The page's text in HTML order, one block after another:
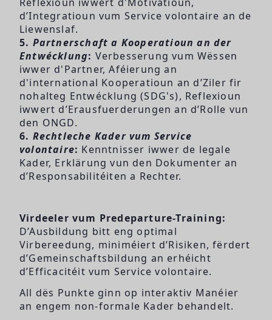
d’Integratioun vum Service volontaire an de
Liewenslaf.
5. Partnerschaft a Kooperatioun an der
Entwécklung: Verbesserung vum Wëssen
iwwer d'Partner, Aféierung an
d'international Kooperatioun an d’Ziler fir
nohalteg Entwécklung (SDG's), Reflexioun
iwwert d’Erausfuerderungen an d’Rolle vun
den ONGD.
6. Rechtleche Kader vum Service
volontaire: Kenntnisser iwwer de legale
Kader, Erklärung vun den Dokumenter an
d’Responsabilitéiten a Rechter.
Virdeeler vum Predeparture-Training:
D’Ausbildung bitt eng optimal
Virbereedung, miniméiert d’Risiken, fërdert
d’Gemeinschaftsbildung an erhéicht
d’Efficacitéit vum Service volontaire.
All dës Punkte ginn op interaktiv Manéier
an engem non-formale Kader behandelt.